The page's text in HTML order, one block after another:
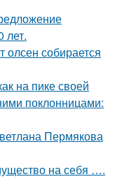
лет.
олсен собирается
на пике своей
поклонницами:
Пермякова
на себя ….